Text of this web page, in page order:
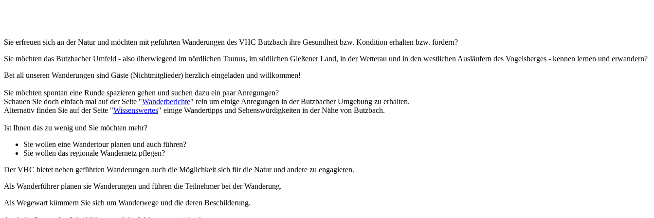
Sie erfreuen sich an der Natur und möchten mit geführten Wanderungen des VHC Butzbach ihre Gesundheit bzw. Kondition erhalten bzw. fördern?
Sie möchten das Butzbacher Umfeld - also überwiegend im nördlichen Taunus, im südlichen Gießener Land, in der Wetterau und in den westlichen Ausläufern des Vogelsberges - kennen lernen und erwandern?
Bei all unseren Wanderungen sind Gäste (Nichtmitglieder) herzlich eingeladen und willkommen!
Sie möchten spontan eine Runde spazieren gehen und suchen dazu ein paar Anregungen?
Schauen Sie doch einfach mal auf der Seite "Wanderberichte" rein um einige Anregungen in der Butzbacher Umgebung zu erhalten.
Alternativ finden Sie auf der Seite "Wissenswertes" einige Wandertipps und Sehenswürdigkeiten in der Nähe von Butzbach.
Ist Ihnen das zu wenig und Sie möchten mehr?
Sie wollen eine Wandertour planen und auch führen?
Sie wollen das regionale Wandernetz pflegen?
Der VHC bietet neben geführten Wanderungen auch die Möglichkeit sich für die Natur und andere zu engagieren.
Als Wanderführer planen sie Wanderungen und führen die Teilnehmer bei der Wanderung.
Als Wegewart kümmern Sie sich um Wanderwege und die deren Beschilderung.